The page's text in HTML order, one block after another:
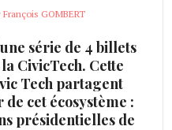
François GOMBERT
série de 4 billets
CivicTech. Cette
Tech partagent
cet écosystème :
présidentielles de